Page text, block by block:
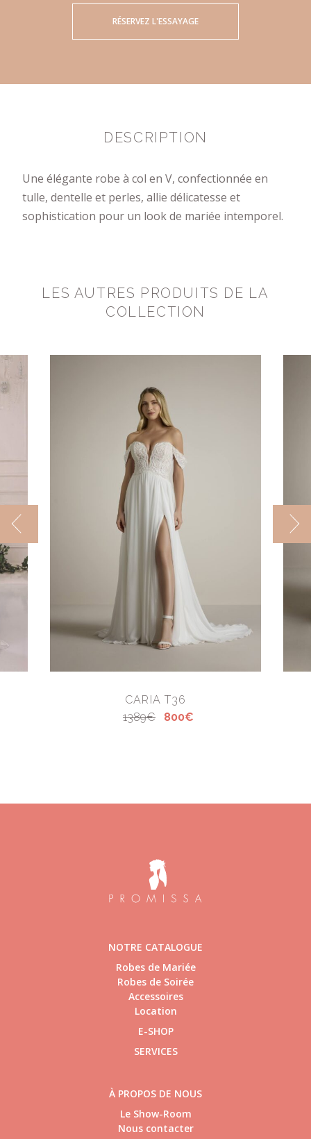
RÉSERVEZ L'ESSAYAGE
DESCRIPTION
Une élégante robe à col en V, confectionnée en
tulle, dentelle et perles, allie délicatesse et
sophistication pour un look de mariée intemporel.
LES AUTRES PRODUITS DE LA
COLLECTION
CARIA T36
1389€
800€
NOTRE CATALOGUE
Robes de Mariée
Robes de Soirée
Accessoires
Location
E-SHOP
SERVICES
À PROPOS DE NOUS
Le Show-Room
Nous contacter